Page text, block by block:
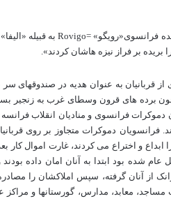
Rovigo به قبیله
بر فراز نیزه هاشان کردند».
سرهای بسیاری از قربانیان به عنوان هدیه در
برده های قرون وسطای غرب به زنجیر
فرانسوی و منادیان انقلاب
فرانسویان دموکرات متجاوز بر روی
و اختراع می کردند، غارت اموال کار
عام شده بود ابتدا به آنان امان داده
از آنان گرفته، سپس املاکشان را
معابد، مدارس، گورستانها و مراکز